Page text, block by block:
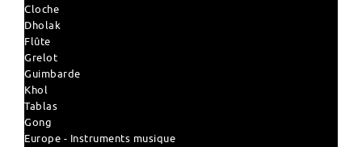
Cloche
Dholak
Flûte
Grelot
Guimbarde
Khol
Tablas
Gong
Europe - Instruments musique